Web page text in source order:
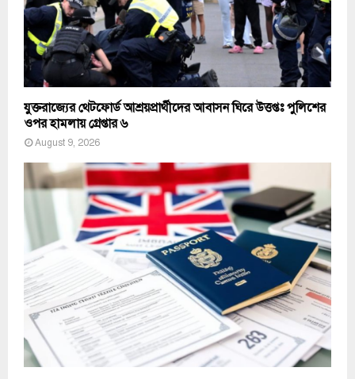
যুক্তরাজ্যের থেটফোর্ড আশ্রয়প্রার্থীদের আবাসন ঘিরে উত্তপ্তঃ পুলিশের
ওপর হামলায় গ্রেপ্তার ৬
August 9, 2026